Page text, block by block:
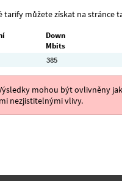
tarify můžete získat na stránce
Down
Mbits
385
mohou být ovlivněny
nezjistitelnými vlivy.